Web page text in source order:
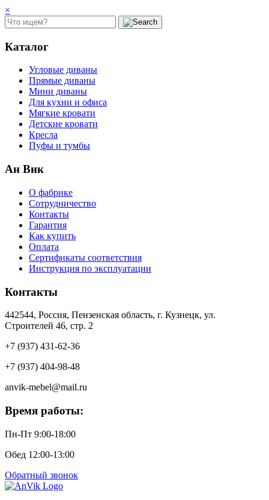
×
Каталог
Угловые диваны
Прямые диваны
Мини диваны
Для кухни и офиса
Мягкие кровати
Детские кровати
Кресла
Пуфы и тумбы
Ан Вик
О фабрике
Сотрудничество
Контакты
Гарантия
Как купить
Оплата
Сертификаты соответствия
Инструкция по эксплуатации
Контакты
442544, Россия, Пензенская область, г. Кузнецк, ул.
Строителей 46, стр. 2
+7 (937) 431-62-36
+7 (937) 404-98-48
anvik-mebel@mail.ru
Время работы:
Пн-Пт 9:00-18:00
Обед 12:00-13:00
Обратный звонок